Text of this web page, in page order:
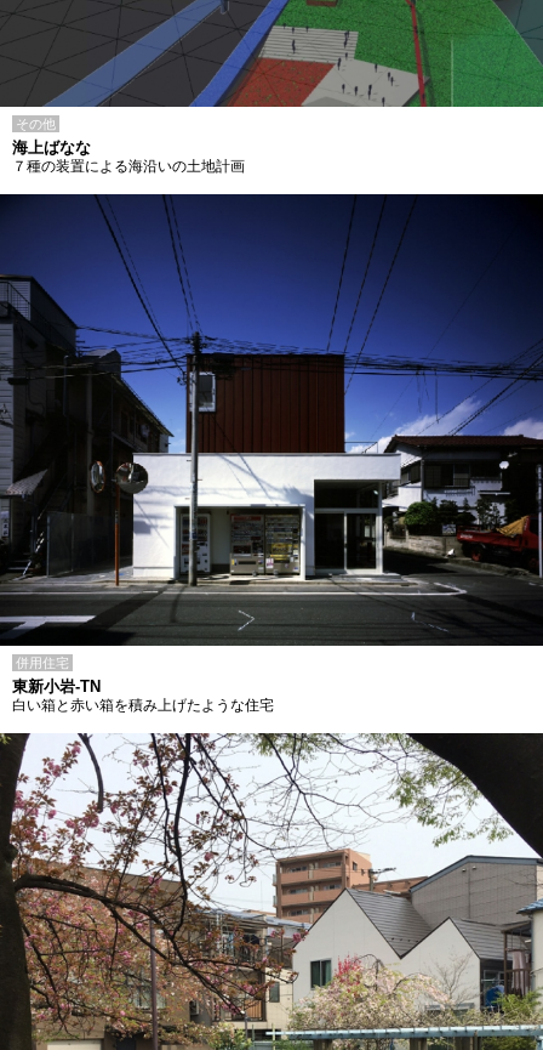
その他
海上ばなな
７種の装置による海沿いの土地計画
併用住宅
東新小岩-TN
白い箱と赤い箱を積み上げたような住宅